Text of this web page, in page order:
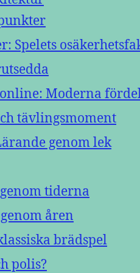
Spelets
Moderna
tävlingsmoment
genom lek
tiderna
åren
brädspel
polis?